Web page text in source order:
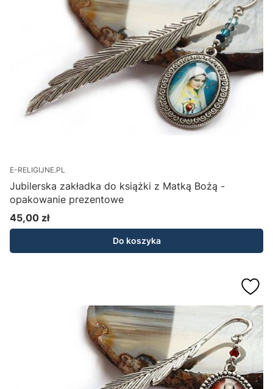
E-RELIGIJNE.PL
Jubilerska zakładka do książki z Matką Bożą -
opakowanie prezentowe
Cena
45,00 zł
Do koszyka